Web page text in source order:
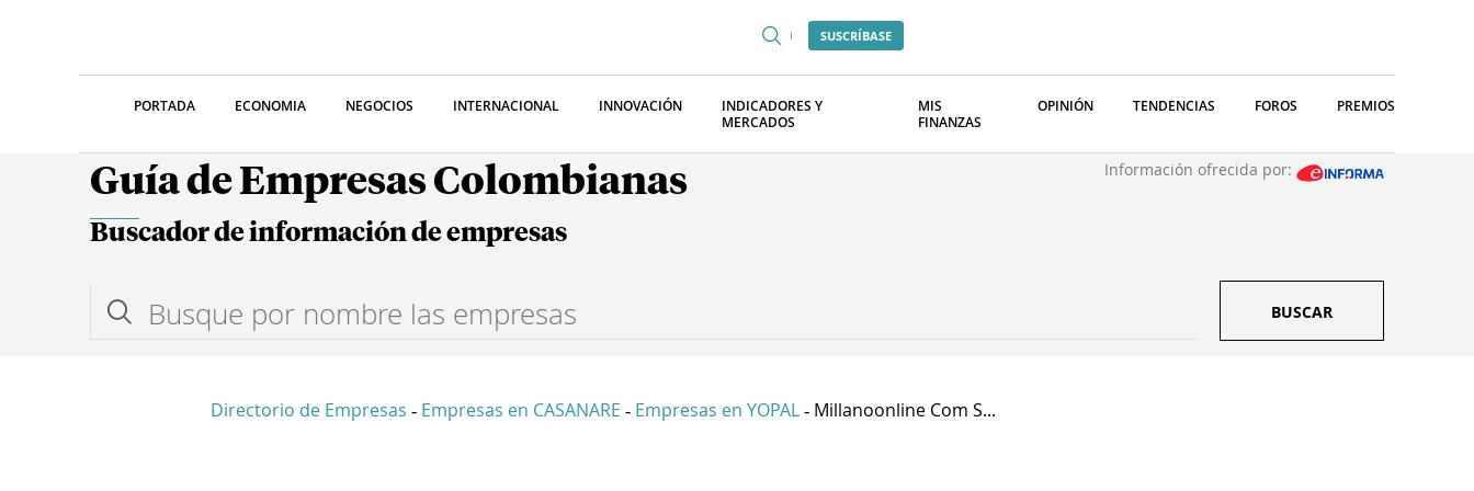
SUSCRÍBASE
PORTADA ECONOMIA NEGOCIOS INTERNACIONAL INNOVACIÓN
INDICADORES Y
MERCADOS
MIS
FINANZAS
OPINIÓN TENDENCIAS FOROS PREMIOS
Guía de Empresas Colombianas Información ofrecida por:
Buscador de información de empresas
BUSCAR
Directorio de Empresas - Empresas en CASANARE - Empresas en YOPAL - Millanoonline Com S...